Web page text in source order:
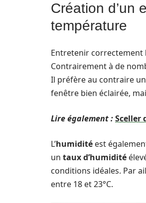
Création d’un
température
Entretenir correctement
Contrairement à de
Il préfère au contraire un
fenêtre bien éclairée,
Lire également :Sceller
L’humidité est
un taux d’humidité
conditions idéales. Par
entre 18 et 23°C.